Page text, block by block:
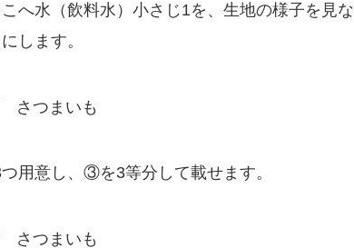
へ水（飲料水）小さじ1を、生地の様子を見な
します。
用意し、③を3等分して載せます。